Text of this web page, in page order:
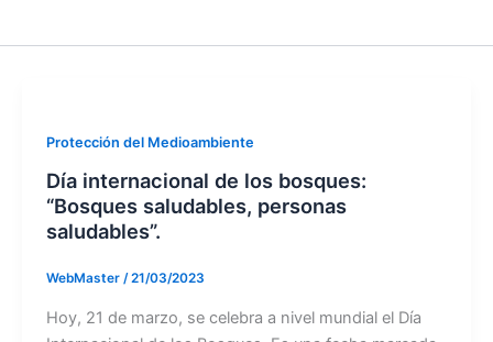
Protección del Medioambiente
Día internacional de los bosques:
“Bosques saludables, personas
saludables”.
WebMaster /21/03/2023
Hoy, 21 de marzo, se celebra a nivel mundial el Día